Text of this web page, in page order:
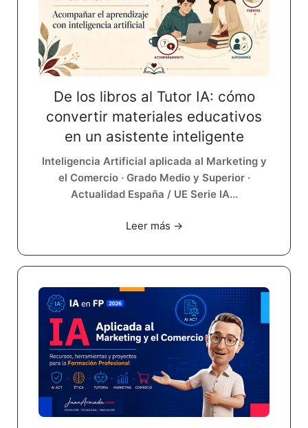
De los libros al Tutor IA: cómo
convertir materiales educativos
en un asistente inteligente
Inteligencia Artificial aplicada al Marketing y
el Comercio · Grado Medio y Superior ·
Actualidad España / UE Serie IA...
Leer más →